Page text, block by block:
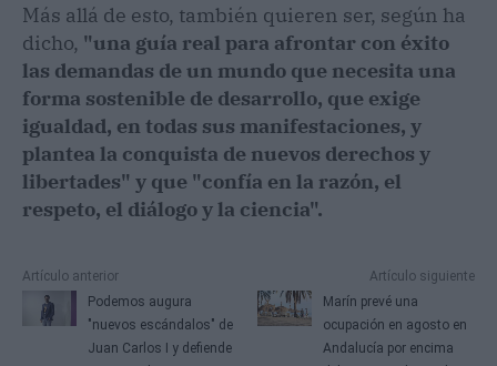
Más allá de esto, también quieren ser, según ha
dicho, "una guía real para afrontar con éxito
las demandas de un mundo que necesita una
forma sostenible de desarrollo, que exige
igualdad, en todas sus manifestaciones, y
plantea la conquista de nuevos derechos y
libertades" y que "confía en la razón, el
respeto, el diálogo y la ciencia".
Artículo anterior
Podemos augura
"nuevos escándalos" de
Juan Carlos I y defiende
Artículo siguiente
Marín prevé una
ocupación en agosto en
Andalucía por encima